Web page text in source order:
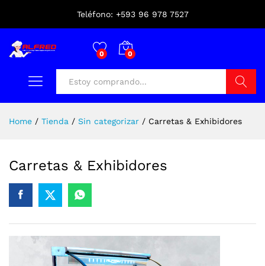
Teléfono: +593 96 978 7527
0 0
Home / Tienda / Sin categorizar / Carretas & Exhibidores
Carretas & Exhibidores